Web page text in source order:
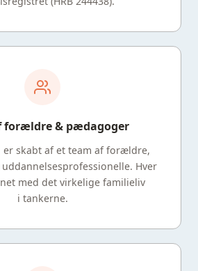
forældre & pædagoger
er skabt af et team af forældre,
Hver
med det virkelige familieliv
i tankerne.